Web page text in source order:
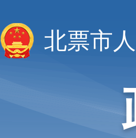
北票市